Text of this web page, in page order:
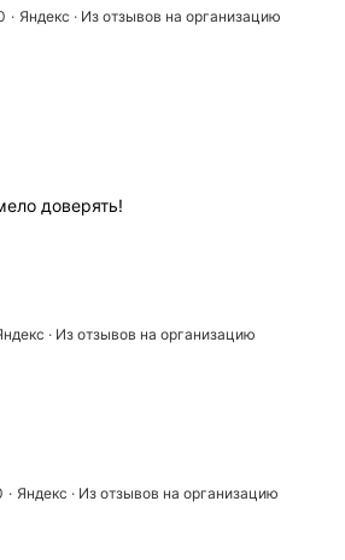
Яндекс · Из отзывов на организацию
доверять!
· Из отзывов на организацию
Яндекс · Из отзывов на организацию